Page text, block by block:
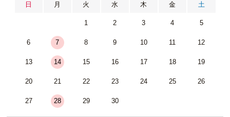
日 月 火 水 木 金 土
1 2 3 4 5
6 7 8 9 10 11 12
13 14 15 16 17 18 19
20 21 22 23 24 25 26
27 28 29 30